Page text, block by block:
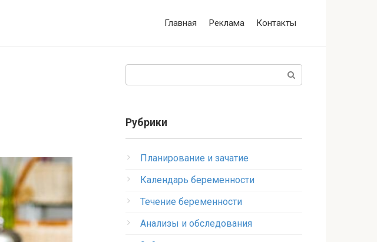
Главная Реклама Контакты
Рубрики
Планирование и зачатие
Календарь беременности
Течение беременности
Анализы и обследования